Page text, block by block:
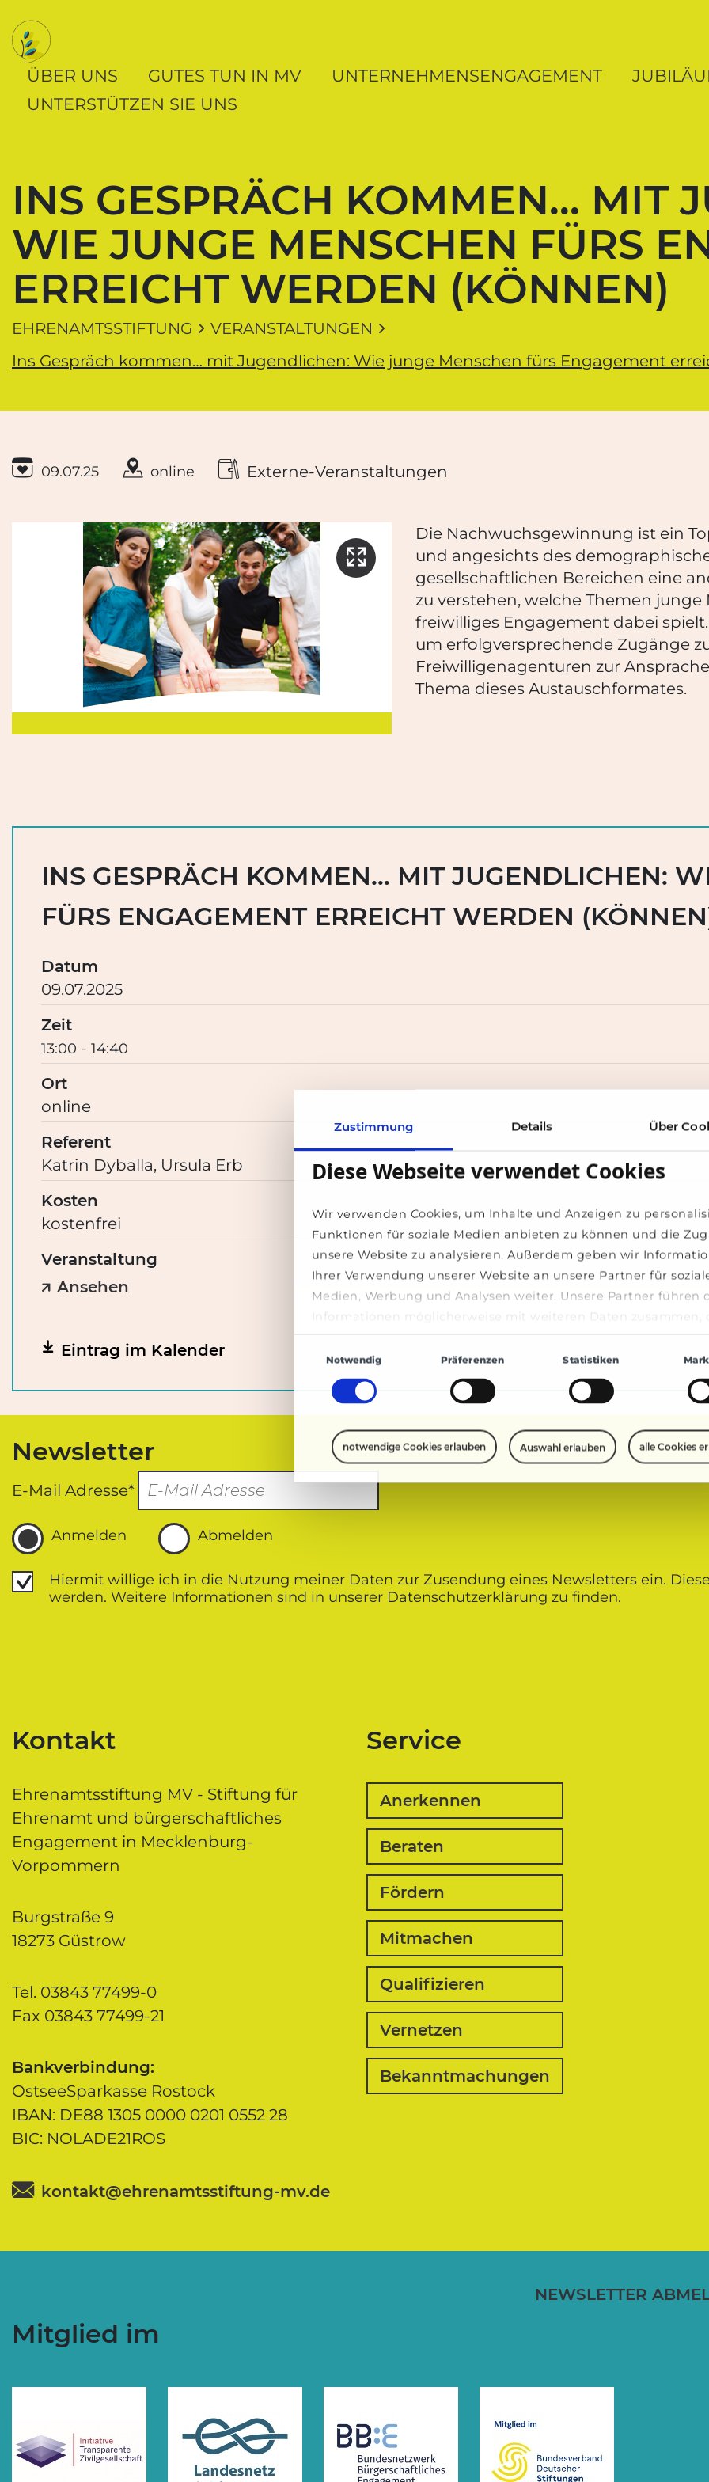
Zustimmung Details Über
Diese Webseite verwendet Cookies
Wir verwenden Cookies, um Inhalte und Anzeigen zu
Funktionen für soziale Medien anbieten zu können und die
unsere Website zu analysieren. Außerdem geben wir
Ihrer Verwendung unserer Website an unsere Partner für
Medien, Werbung und Analysen weiter. Unsere Partner führen
Informationen möglicherweise mit weiteren Daten zusammen,
Dienste gesammelt haben.
Notwendig
Präferenzen Statistiken
notwendige Cookies erlauben Auswahl erlauben alle Cookies
ÜBER UNS GUTES TUN IN MV UNTERNEHMENSENGAGEMENT
UNTERSTÜTZEN SIE UNS
INS GESPRÄCH KOMMEN… MIT
WIE JUNGE MENSCHEN FÜRS
ERREICHT WERDEN (KÖNNEN)
EHRENAMTSSTIFTUNG
VERANSTALTUNGEN
Ins Gespräch kommen… mit Jugendlichen: Wie junge Menschen fürs Engagement
09.07.25 online Externe-Veranstaltungen
Bild vergrößern
Die Nachwuchsgewinnung ist ein
und angesichts des
gesellschaftlichen Bereichen eine
zu verstehen, welche Themen
freiwilliges Engagement dabei
um erfolgversprechende Zugänge
Freiwilligenagenturen zur
Thema dieses Austauschformates.
INS GESPRÄCH KOMMEN… MIT JUGENDLICHEN:
FÜRS ENGAGEMENT ERREICHT WERDEN
Datum
09.07.2025
Zeit
13:00 - 14:40
Ort
online
Referent
Katrin Dyballa, Ursula Erb
Kosten
kostenfrei
Veranstaltung
Ansehen
Die Nachwuchsgewinnung ist ein Topthema in vielen Vereinen und Vorständen
Eintrag im Kalender
Kontakt
Ehrenamtsstiftung MV - Stiftung für
Ehrenamt und bürgerschaftliches
Engagement in Mecklenburg-
Vorpommern
Burgstraße 9
18273 Güstrow
Tel. 03843 77499-0
Fax 03843 77499-21
Bankverbindung:
OstseeSparkasse Rostock
IBAN: DE88 1305 0000 0201 0552 28
BIC: NOLADE21ROS
kontakt@ehrenamtsstiftung-mv.de
Service
Anerkennen
Beraten
Fördern
Mitmachen
Qualifizieren
Vernetzen
Bekanntmachungen
Newsletter
E-Mail Adresse*
Anmelden Abmelden
Hiermit willige ich in die Nutzung meiner Daten zur Zusendung eines Newsletters ein.
werden. Weitere Informationen sind in unserer Datenschutz­erklärung zu finden.
Mitglied im
NEWSLETTER